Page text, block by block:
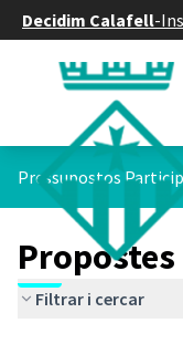
Decidim Calafell-
Pressupostos
Propostes
Filtrar i cercar